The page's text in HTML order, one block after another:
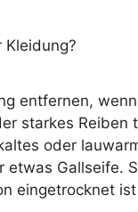
entfernen,
starkes Reiben
oder
etwas Gallseife.
eingetrocknet